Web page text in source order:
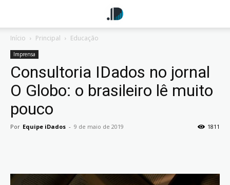
Início Principal Educação
Imprensa
Consultoria IDados no jornal
O Globo: o brasileiro lê muito
pouco
Por Equipe iDados - 9 de maio de 2019 1811